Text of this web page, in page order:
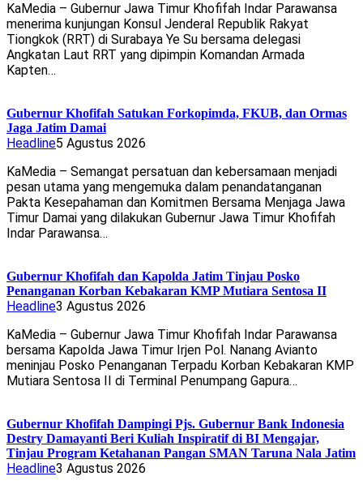
KaMedia – Gubernur Jawa Timur Khofifah Indar Parawansa
menerima kunjungan Konsul Jenderal Republik Rakyat
Tiongkok (RRT) di Surabaya Ye Su bersama delegasi
Angkatan Laut RRT yang dipimpin Komandan Armada
Kapten…
Gubernur Khofifah Satukan Forkopimda, FKUB, dan Ormas
Jaga Jatim Damai
Headline5 Agustus 2026
KaMedia – Semangat persatuan dan kebersamaan menjadi
pesan utama yang mengemuka dalam penandatanganan
Pakta Kesepahaman dan Komitmen Bersama Menjaga Jawa
Timur Damai yang dilakukan Gubernur Jawa Timur Khofifah
Indar Parawansa…
Gubernur Khofifah dan Kapolda Jatim Tinjau Posko
Penanganan Korban Kebakaran KMP Mutiara Sentosa II
Headline3 Agustus 2026
KaMedia – Gubernur Jawa Timur Khofifah Indar Parawansa
bersama Kapolda Jawa Timur Irjen Pol. Nanang Avianto
meninjau Posko Penanganan Terpadu Korban Kebakaran KMP
Mutiara Sentosa II di Terminal Penumpang Gapura…
Gubernur Khofifah Dampingi Pjs. Gubernur Bank Indonesia
Destry Damayanti Beri Kuliah Inspiratif di BI Mengajar,
Tinjau Program Ketahanan Pangan SMAN Taruna Nala Jatim
Headline3 Agustus 2026